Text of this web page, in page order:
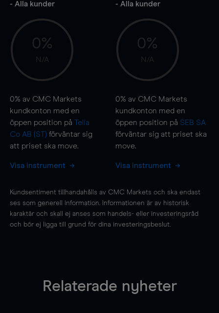
- Alla kunder
0%
N/A
0% av CMC Markets
kundkonton med en
öppen position på Telia
Co AB (ST) förväntar sig
att priset ska move.
Visa instrument
- Alla kunder
0%
N/A
0% av CMC Markets
kundkonton med en
öppen position på SEB SA
förväntar sig att priset ska
move.
Visa instrument
Kundsentiment tillhandahålls av CMC Markets och ska endast
ses som generell information. Informationen är av historisk
karaktär och skall ej anses som handels- eller investeringsråd
och bör ej ligga till grund för dina investeringsbeslut.
Relaterade nyheter